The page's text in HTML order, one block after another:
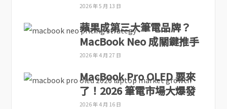
2026 年 5 月 13 日
蘋果成第三大筆電品牌？
MacBook Neo 成關鍵推手
2026 年 4 月 27 日
MacBook Pro OLED 要來
了！2026 筆電市場大爆發
2026 年 4 月 16 日